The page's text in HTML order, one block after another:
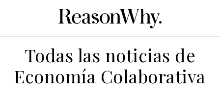
Todas las noticias de
Economía Colaborativa